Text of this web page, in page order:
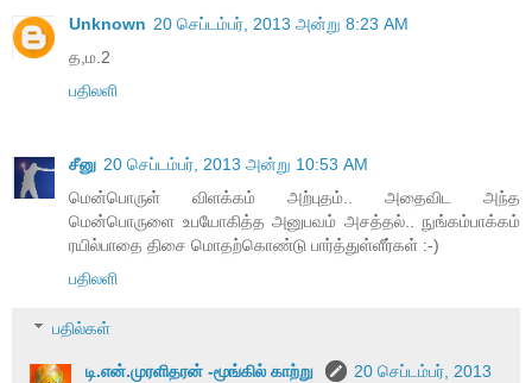
Unknown 20 செப்டம்பர், 2013 அன்று 8:23 AM
த,ம.2
பதிலளி
சீனு 20 செப்டம்பர், 2013 அன்று 10:53 AM
மென்பொருள் விளக்கம் அற்புதம்.. அதைவிட அந்த
மென்பொருளை உபயோகித்த அனுபவம் அசத்தல்.. நுங்கம்பாக்கம்
ரயில்பாதை திசை மொதற்கொண்டு பார்த்துள்ளீர்கள் :-)
பதிலளி
பதில்கள்
டி.என்.முரளிதரன் -மூங்கில் காற்று
20 செப்டம்பர், 2013